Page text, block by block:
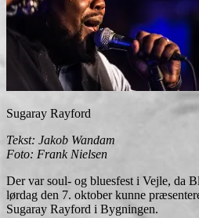
Sugaray Rayford
Tekst: Jakob Wandam
Foto: Frank Nielsen
Der var soul- og bluesfest i Vejle, da
lørdag den 7. oktober kunne
Sugaray Rayford i Bygningen.